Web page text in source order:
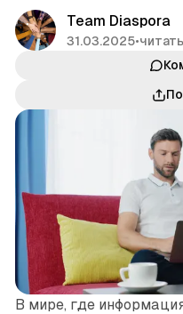
Team Diaspora
31.03.2025•
В мире, где